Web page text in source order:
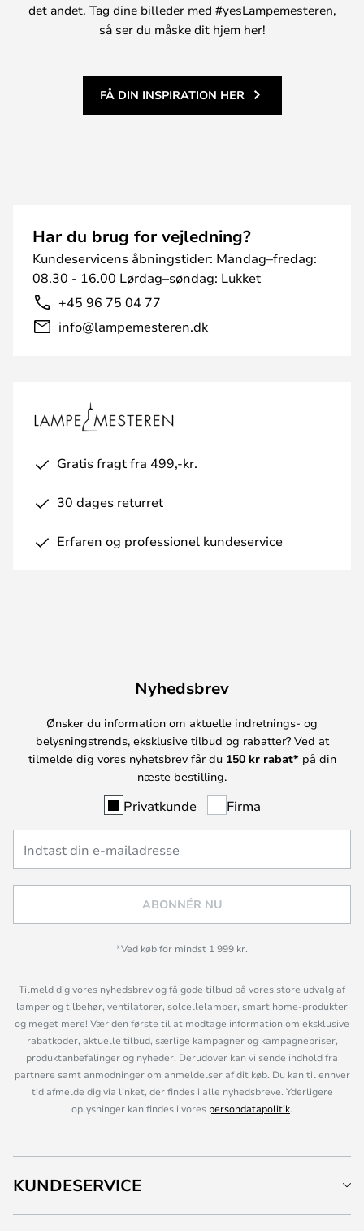
det andet. Tag dine billeder med #yesLampemesteren,
så ser du måske dit hjem her!
FÅ DIN INSPIRATION HER
Har du brug for vejledning?
Kundeservicens åbningstider: Mandag–fredag:
08.30 - 16.00 Lørdag–søndag: Lukket
+45 96 75 04 77
info@lampemesteren.dk
Gratis fragt fra 499,-kr.
30 dages returret
Erfaren og professionel kundeservice
Nyhedsbrev
Ønsker du information om aktuelle indretnings- og
belysningstrends, eksklusive tilbud og rabatter? Ved at
tilmelde dig vores nyhetsbrev får du 150 kr rabat* på din
næste bestilling.
Privatkunde Firma
ABONNÉR NU
*Ved køb for mindst 1 999 kr.
Tilmeld dig vores nyhedsbrev og få gode tilbud på vores store udvalg af
lamper og tilbehør, ventilatorer, solcellelamper, smart home-produkter
og meget mere! Vær den første til at modtage information om eksklusive
rabatkoder, aktuelle tilbud, særlige kampagner og kampagnepriser,
produktanbefalinger og nyheder. Derudover kan vi sende indhold fra
partnere samt anmodninger om anmeldelser af dit køb. Du kan til enhver
tid afmelde dig via linket, der findes i alle nyhedsbreve. Yderligere
oplysninger kan findes i vores persondatapolitik.
KUNDESERVICE